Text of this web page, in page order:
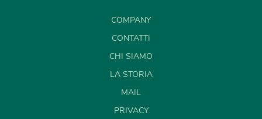
COMPANY
CONTATTI
CHI SIAMO
LA STORIA
MAIL
PRIVACY